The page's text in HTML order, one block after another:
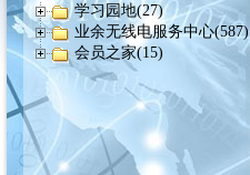
学习园地(27)
业余无线电服务中心(587)
会员之家(15)